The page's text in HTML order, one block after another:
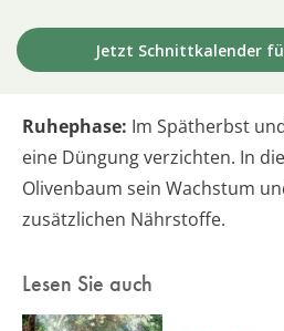
Jetzt Schnittkalender
Ruhephase: Im Spätherbst
eine Düngung verzichten. In
Olivenbaum sein Wachstum
zusätzlichen Nährstoffe.
Lesen Sie auch